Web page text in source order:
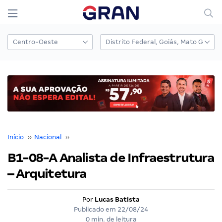
Início ›› Nacional ››
B1-08-A Analista de Infraestrutura
– Arquitetura
Por Lucas Batista
Publicado em 22/08/24
0 min. de leitura